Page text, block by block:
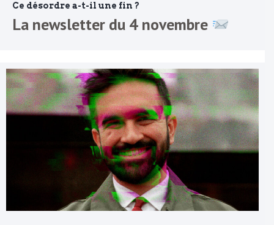
Ce désordre a-t-il une fin ?
La newsletter du 4 novembre